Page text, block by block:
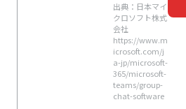
出典：日本マイ
クロソフト株式
会社
https://www.m
icrosoft.com/j
a-jp/microsoft-
365/microsoft-
teams/group-
chat-software